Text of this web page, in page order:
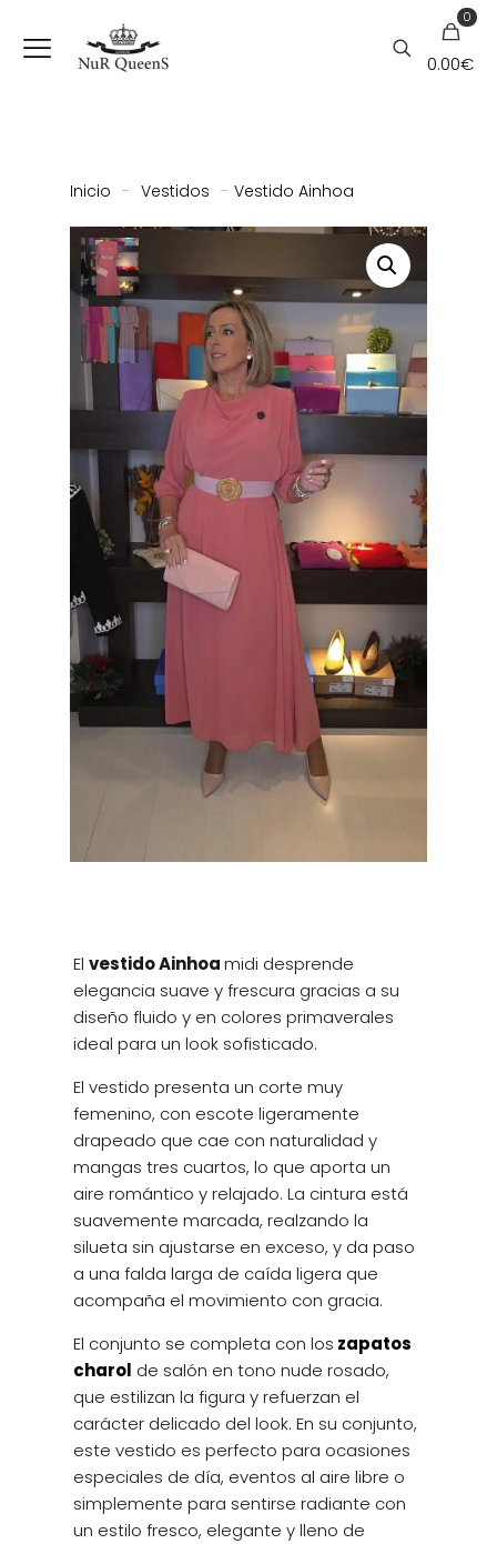
0
0.00€
Inicio - Vestidos - Vestido Ainhoa
Elvestido Ainhoamidi desprende
elegancia suave y frescura gracias a su
diseño fluido y en colores primaverales
ideal para un look sofisticado.
El vestido presenta un corte muy
femenino, con escote ligeramente
drapeado que cae con naturalidad y
mangas tres cuartos, lo que aporta un
aire romántico y relajado. La cintura está
suavemente marcada, realzando la
silueta sin ajustarse en exceso, y da paso
a una falda larga de caída ligera que
acompaña el movimiento con gracia.
El conjunto se completa con los zapatos
charol de salón en tono nude rosado,
que estilizan la figura y refuerzan el
carácter delicado del look. En su conjunto,
este vestido es perfecto para ocasiones
especiales de día, eventos al aire libre o
simplemente para sentirse radiante con
un estilo fresco, elegante y lleno de